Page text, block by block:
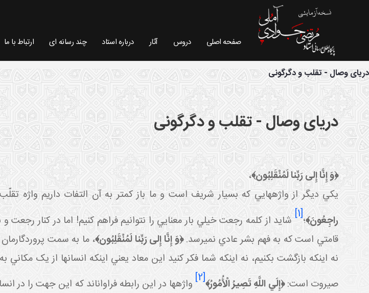
صفحه اصلی دروس آثار درباره استاد چند رسانه ای ارتباط با ما
فیش موضوعی - سایت استاد مرتضی جوادی آملی
دریای وصال - تقلب و دگرگونی
دریای وصال - تقلب و دگرگونی
﴿وَ إِنَّا إِلى‏ رَبِّنا لَمُنْقَلِبُون‏﴾،
يکي ديگر از واژههايي که بسيار شريف است و ما باز کمتر به آن التفات داريم
راجِعُونَ‏﴾؛[1] شايد از کلمه رجعت خيلي بار معنايي را نتوانيم فراهم کنيم! اما در کنار
قامتي است که به فهم بشر عادي نميرسد.﴿وَ إِنَّا إِلى‏ رَبِّنا لَمُنْقَلِبُون‏﴾، ما به سمت
نه اينکه بازگشت بکنيم، نه اينکه شما فکر کنيد اين معاد يعني اينکه انسانها از يک مکاني
صيروت است:﴿إِلَي اللَّهِ تَصِيرُ الْأُمُورُ﴾[2] واژهها در اين رابطه فراواناند که اين جهت را در